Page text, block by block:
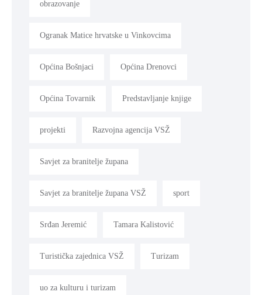
obrazovanje
Ogranak Matice hrvatske u Vinkovcima
Općina Bošnjaci Općina Drenovci
Općina Tovarnik Predstavljanje knjige
projekti Razvojna agencija VSŽ
Savjet za branitelje župana
Savjet za branitelje župana VSŽ sport
Srđan Jeremić Tamara Kalistović
Turistička zajednica VSŽ Turizam
uo za kulturu i turizam